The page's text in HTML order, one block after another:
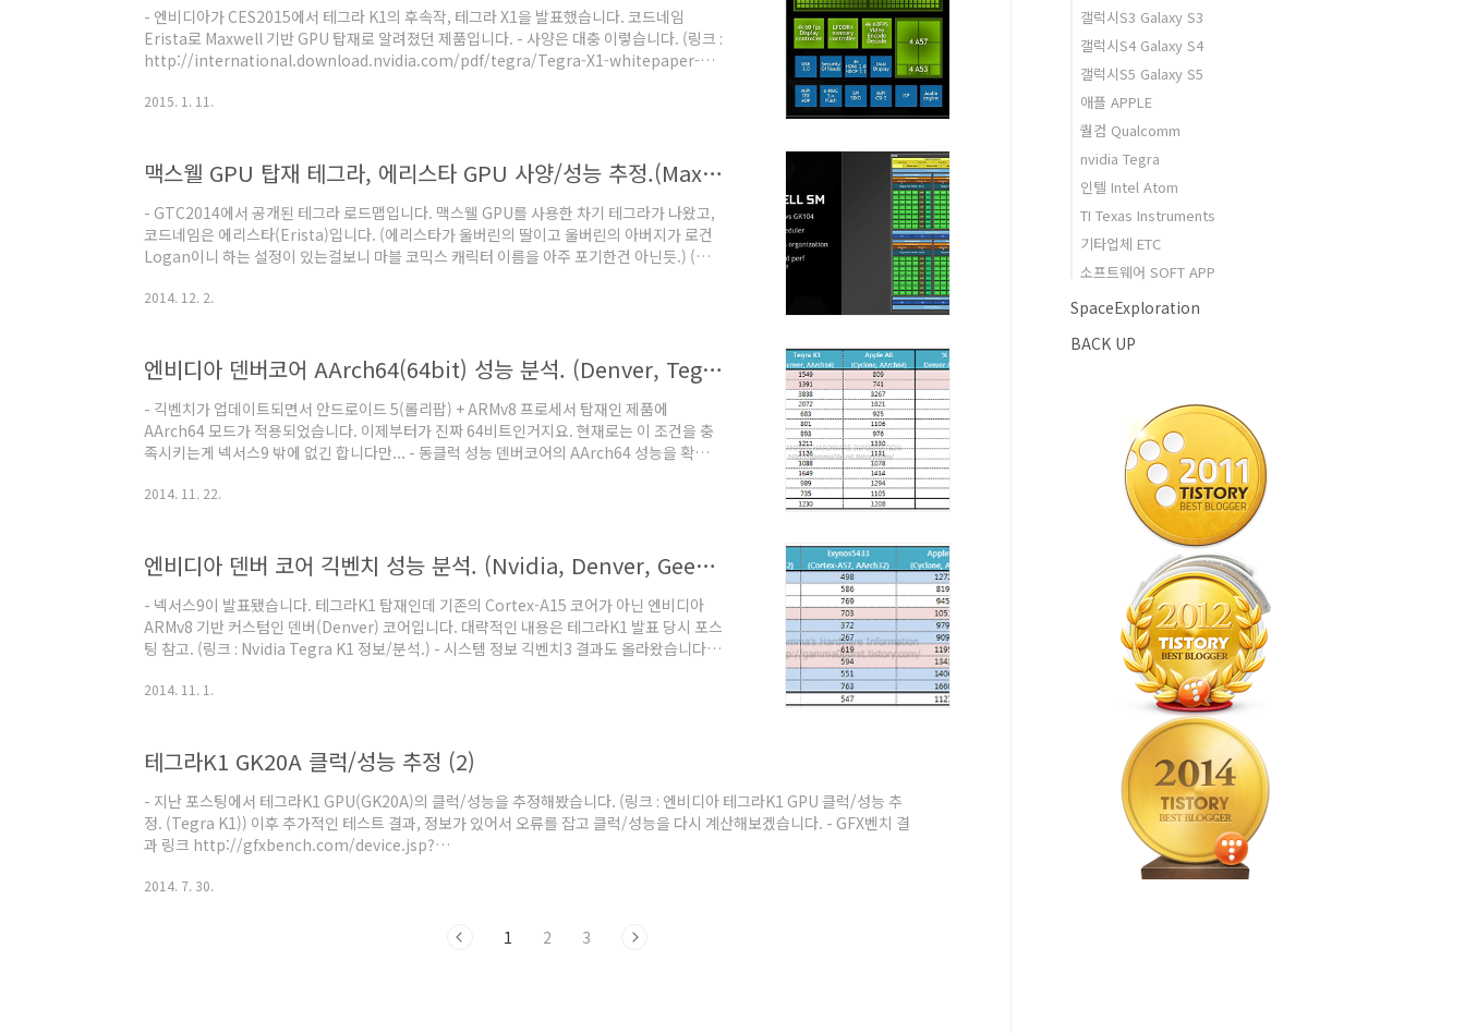
- 엔비디아가 CES2015에서 테그라 K1의 후속작, 테그라 X1을 발표했습니다. 코드네임
Erista로 Maxwell 기반 GPU 탑재로 알려졌던 제품입니다. - 사양은 대충 이렇습니다. (링크 :
http://international.download.nvidia.com/pdf/tegra/Tegra-X1-whitepaper-
Cache Cortex A57 cluster: 2 MB Shared L2 Cache, 48KB /32KB (I/D) L1 Cache per
2015. 1. 11.
맥스웰 GPU 탑재 테그라, 에리스타 GPU 사양/성능 추정.(Maxwell, Erista)
- GTC2014에서 공개된 테그라 로드맵입니다. 맥스웰 GPU를 사용한 차기 테그라가 나왔고,
코드네임은 에리스타(Erista)입니다. (에리스타가 울버린의 딸이고 울버린의 아버지가 로건
Logan이니 하는 설정이 있는걸보니 마블 코믹스 캐릭터 이름을 아주 포기한건 아닌듯.) (비
플러)로 인해 맥스웰 아키텍처(이하 맥스웰)에 대한 기대가 적지 않습니다. 케플러와 맥스웰의
힌 바에 따르면 케플러 대비 코어당 성능은 +35~40% 입니다...
2014. 12. 2.
엔비디아 덴버코어 AArch64(64bit) 성능 분석. (Denver, Tegra K1)
- 긱벤치가 업데이트되면서 안드로이드 5(롤리팝) + ARMv8 프로세서 탑재인 제품에
AArch64 모드가 적용되었습니다. 이제부터가 진짜 64비트인거지요. 현재로는 이 조건을 충
족시키는게 넥서스9 밖에 없긴 합니다만... - 동클럭 성능 덴버코어의 AArch64 성능을 확인해
수 AArch32와 비교해서 동클럭 성능이 10%정도 상승했습니다. 덕분에 사이클론보다 동클
부동소수점 AArch32와..
2014. 11. 22.
엔비디아 덴버 코어 긱벤치 성능 분석. (Nvidia, Denver, Geekbench3) (update 14.11.01)
- 넥서스9이 발표됐습니다. 테그라K1 탑재인데 기존의 Cortex-A15 코어가 아닌 엔비디아
ARMv8 기반 커스텀인 덴버(Denver) 코어입니다. 대략적인 내용은 테그라K1 발표 당시 포스
팅 참고. (링크 : Nvidia Tegra K1 정보/분석.) - 시스템 정보 긱벤치3 결과도 올라왔습니다.
럭은 2.5GHz 램 2GB 안드로이드 5.0인데 왜 인지 AArch32로 테스트됐습니다. 구글 홈페이
2014. 11. 1.
테그라K1 GK20A 클럭/성능 추정 (2)
- 지난 포스팅에서 테그라K1 GPU(GK20A)의 클럭/성능을 추정해봤습니다. (링크 : 엔비디아 테그라K1 GPU 클럭/성능 추
정. (Tegra K1)) 이후 추가적인 테스트 결과, 정보가 있어서 오류를 잡고 클럭/성능을 다시 계산해보겠습니다. - GFX벤치 결
과 링크 http://gfxbench.com/device.jsp?
http://gfxbench.com/device.jsp?
http://gfxbench.com/device.jsp?benchmark=gfx30&os=Andro..
2014. 7. 30.
1 2 3
갤럭시S3 Galaxy S3
갤럭시S4 Galaxy S4
갤럭시S5 Galaxy S5
애플 APPLE
퀄컴 Qualcomm
nvidia Tegra
인텔 Intel Atom
TI Texas Instruments
기타업체 ETC
소프트웨어 SOFT APP
SpaceExploration
BACK UP